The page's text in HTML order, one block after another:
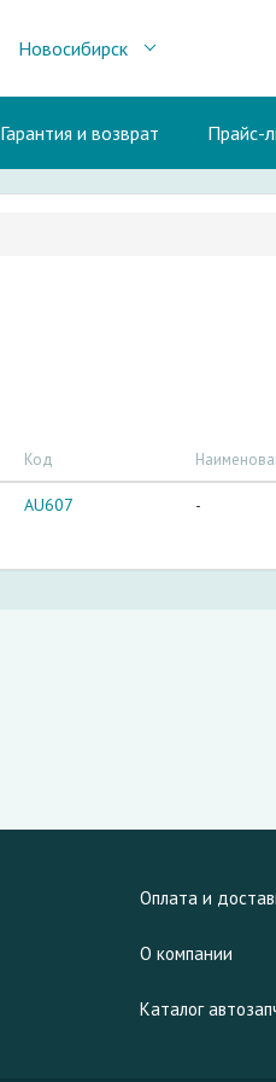
Новосибирск
Гарантия и возврат Прайс-
Код
AU607 -
Оплата и
О компании
Каталог